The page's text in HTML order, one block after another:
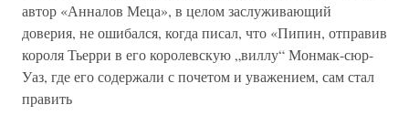
автор «Анналов Меца», в целом заслуживающий
доверия, не ошибался, когда писал, что «Пипин, отправив
короля Тьерри в его королевскую „виллу“ Монмак-сюр-
Уаз, где его содержали с почетом и уважением, сам стал
править